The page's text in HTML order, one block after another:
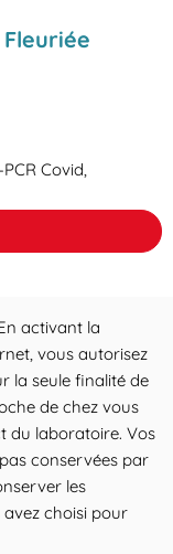
Covid,
activant la
vous autorisez
la seule finalité de
de chez vous
du laboratoire. Vos
conservées par
les
choisi pour